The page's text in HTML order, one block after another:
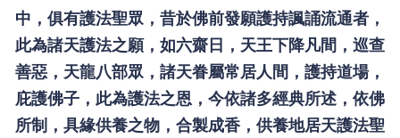
中，俱有護法聖眾，昔於佛前發願護持諷誦流通者，
此為諸天護法之願，如六齋日，天王下降凡間，巡查
善惡，天龍八部眾，諸天眷屬常居人間，護持道場，
庇護佛子，此為護法之恩，今依諸多經典所述，依佛
所制，具緣供養之物，合製成香，供養地居天護法聖